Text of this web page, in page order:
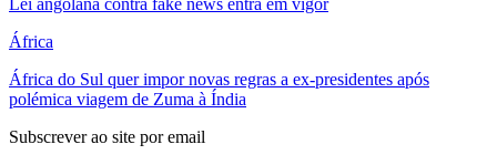
África
África do Sul quer impor novas regras a ex-presidentes após
polémica viagem de Zuma à Índia
Subscrever ao site por email